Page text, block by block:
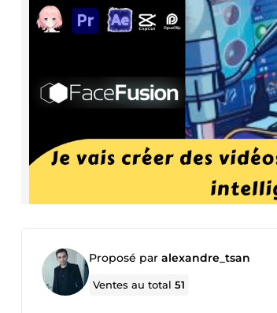
Proposé par alexandre_tsan
Ventes au total51